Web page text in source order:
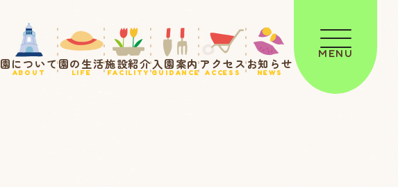
園について
ABOUT
園の生活
LIFE
施設紹介
FACILITY
入園案内
GUIDANCE
アクセス
ACCESS
お知らせ
NEWS
MENU